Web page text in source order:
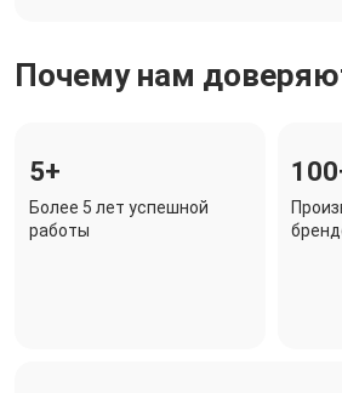
Почему нам
5+
Более 5 лет успешной
работы